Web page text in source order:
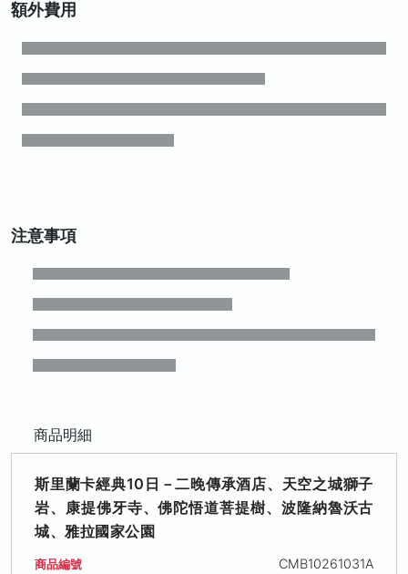
額外費用
注意事項
商品明細
斯里蘭卡經典10日－二晚傳承酒店、天空之城獅子
岩、康提佛牙寺、佛陀悟道菩提樹、波隆納魯沃古
城、雅拉國家公園
商品編號 CMB10261031A